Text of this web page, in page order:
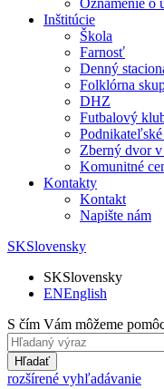
Oznámenie o
Inštitúcie
Škola
Farnosť
Denný
Folklórna
DHZ
Futbalový
Zberný dvor
Komunitné
Kontakty
Kontakt
Napište nám
SKSlovensky
SKSlovensky
ENEnglish
S čím Vám môžeme
Hľadať
rozšírené vyhľadávanie